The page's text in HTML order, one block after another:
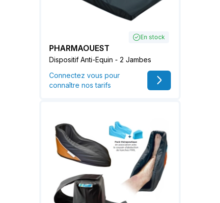
En stock
PHARMAOUEST
Dispositif Anti-Equin - 2 Jambes
Connectez vous pour
connaître nos tarifs